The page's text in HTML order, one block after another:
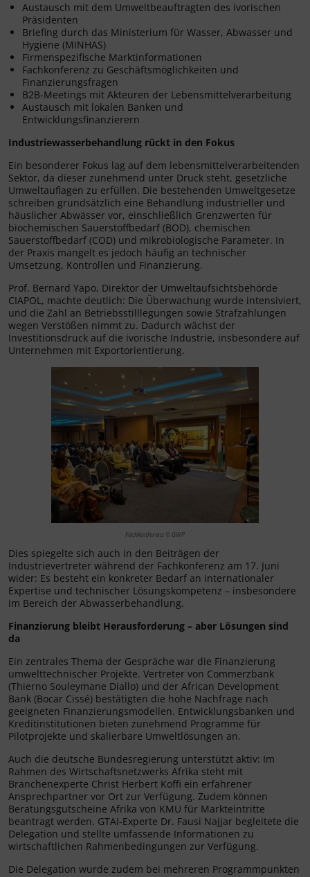
Austausch mit dem Umweltbeauftragten des ivorischen
Präsidenten
Briefing durch das Ministerium für Wasser, Abwasser und
Hygiene (MINHAS)
Firmenspezifische Marktinformationen
Fachkonferenz zu Geschäftsmöglichkeiten und
Finanzierungsfragen
B2B-Meetings mit Akteuren der Lebensmittelverarbeitung
Austausch mit lokalen Banken und
Entwicklungsfinanzierern
Industriewasserbehandlung rückt in den Fokus
Ein besonderer Fokus lag auf dem lebensmittelverarbeitenden
Sektor, da dieser zunehmend unter Druck steht, gesetzliche
Umweltauflagen zu erfüllen. Die bestehenden Umweltgesetze
schreiben grundsätzlich eine Behandlung industrieller und
häuslicher Abwässer vor, einschließlich Grenzwerten für
biochemischen Sauerstoffbedarf (BOD), chemischen
Sauerstoffbedarf (COD) und mikrobiologische Parameter. In
der Praxis mangelt es jedoch häufig an technischer
Umsetzung, Kontrollen und Finanzierung.
Prof. Bernard Yapo, Direktor der Umweltaufsichtsbehörde
CIAPOL, machte deutlich: Die Überwachung wurde intensiviert,
und die Zahl an Betriebsstilllegungen sowie Strafzahlungen
wegen Verstößen nimmt zu. Dadurch wächst der
Investitionsdruck auf die ivorische Industrie, insbesondere auf
Unternehmen mit Exportorientierung.
Fachkonferenz © GWP
Dies spiegelte sich auch in den Beiträgen der
Industrievertreter während der Fachkonferenz am 17. Juni
wider: Es besteht ein konkreter Bedarf an internationaler
Expertise und technischer Lösungskompetenz – insbesondere
im Bereich der Abwasserbehandlung.
Finanzierung bleibt Herausforderung – aber Lösungen sind
da
Ein zentrales Thema der Gespräche war die Finanzierung
umwelttechnischer Projekte. Vertreter von Commerzbank
(Thierno Souleymane Diallo) und der African Development
Bank (Bocar Cissé) bestätigten die hohe Nachfrage nach
geeigneten Finanzierungsmodellen. Entwicklungsbanken und
Kreditinstitutionen bieten zunehmend Programme für
Pilotprojekte und skalierbare Umweltlösungen an.
Auch die deutsche Bundesregierung unterstützt aktiv: Im
Rahmen des Wirtschaftsnetzwerks Afrika steht mit
Branchenexperte Christ Herbert Koffi ein erfahrener
Ansprechpartner vor Ort zur Verfügung. Zudem können
Beratungsgutscheine Afrika von KMU für Markteintritte
beantragt werden. GTAI-Experte Dr. Fausi Najjar begleitete die
Delegation und stellte umfassende Informationen zu
wirtschaftlichen Rahmenbedingungen zur Verfügung.
Die Delegation wurde zudem bei mehreren Programmpunkten